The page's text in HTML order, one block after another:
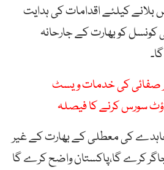
بلانے کیلئے اقدامات کی ہدایت
کو بھارت کے جارحانہ
صفائی کی خدمات ویسٹ
سورس کرنے کا فیصلہ
کی معطلی کے بھارت کے غیر
کرے گا،پاکستان واضح کرے گا